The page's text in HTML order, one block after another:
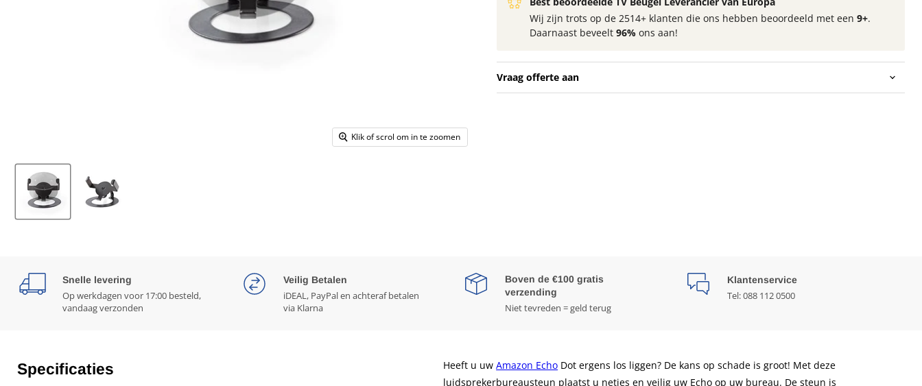
Klik of scrol om in te zoomen
Wij zijn trots op de 2514+ klanten die ons hebben beoordeeld met een 9+.
Daarnaast beveelt 96%ons aan!
Vraag offerte aan
Snelle levering
Op werkdagen voor 17:00 besteld,
vandaag verzonden
Veilig Betalen
iDEAL, PayPal en achteraf betalen
via Klarna
Boven de €100 gratis
verzending
Niet tevreden = geld terug
Klantenservice
Tel: 088 112 0500
Specificaties Heeft u uwAmazon Echo Dot ergens los liggen? De kans op schade is groot! Met deze
luidsprekerbureausteun plaatst u netjes en veilig uw Echo op uw bureau. De steun is